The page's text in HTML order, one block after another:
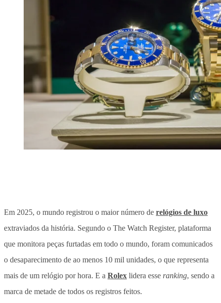
Em 2025, o mundo registrou o maior número de relógios de luxo
extraviados da história. Segundo o The Watch Register, plataforma
que monitora peças furtadas em todo o mundo, foram comunicados
o desaparecimento de ao menos 10 mil unidades, o que representa
mais de um relógio por hora. E a Rolex lidera esse ranking, sendo a
marca de metade de todos os registros feitos.